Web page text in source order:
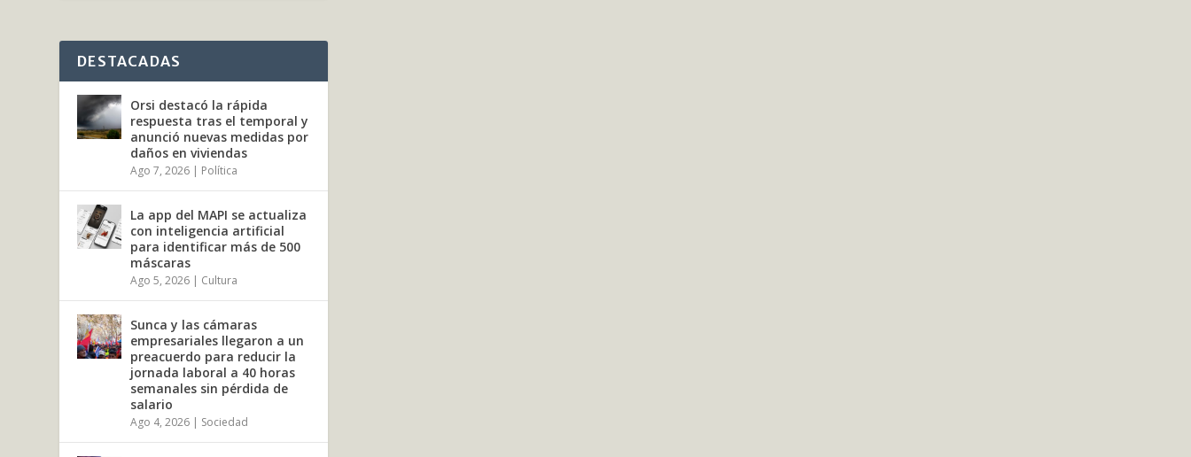
DESTACADAS
Orsi destacó la rápida
respuesta tras el temporal y
anunció nuevas medidas por
daños en viviendas
Ago 7, 2026 | Política
La app del MAPI se actualiza
con inteligencia artificial
para identificar más de 500
máscaras
Ago 5, 2026 | Cultura
Sunca y las cámaras
empresariales llegaron a un
preacuerdo para reducir la
jornada laboral a 40 horas
semanales sin pérdida de
salario
Ago 4, 2026 | Sociedad